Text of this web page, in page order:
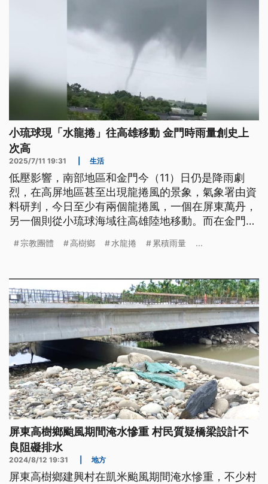
小琉球現「水龍捲」往高雄移動 金門時雨量創史上
次高
2025/7/11 19:31 生活
低壓影響，南部地區和金門今（11）日仍是降雨劇
烈，在高屏地區甚至出現龍捲風的景象，氣象署由資
料研判，今日至少有兩個龍捲風，一個在屏東萬丹，
另一個則從小琉球海域往高雄陸地移動。而在金門，
多處地區也出現積淹水，還有牛隻受困，氣象署預
宗教團體 高樹鄉 水龍捲 累積雨量 ...
屏東高樹鄉颱風期間淹水慘重 村民質疑橋梁設計不
良阻礙排水
2024/8/12 19:31 地方
屏東高樹鄉建興村在凱米颱風期間淹水慘重，不少村